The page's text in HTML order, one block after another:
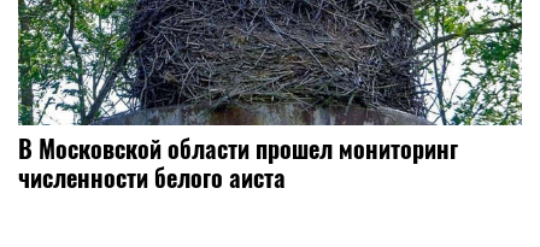
В Московской области прошел мониторинг
численности белого аиста